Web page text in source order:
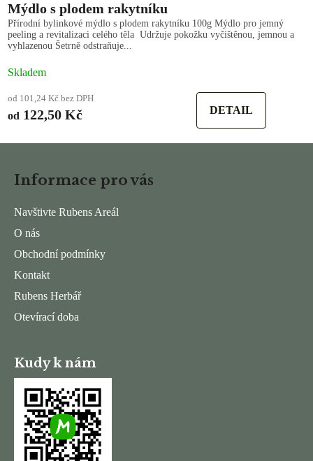
Mýdlo s plodem rakytníku
Přírodní bylinkové mýdlo s plodem rakytníku 100g Mýdlo pro jemný
peeling a revitalizaci celého těla Udržuje pokožku vyčištěnou, jemnou a
vyhlazenou Šetrně odstraňuje...
Skladem
od 101,24 Kč bez DPH
od 122,50 Kč DETAIL
Informace pro vás
Navštivte Rubens Areál
O nás
Obchodní podmínky
Kontakt
Rubens Herbář
Otevírací doba
Kudy k nám